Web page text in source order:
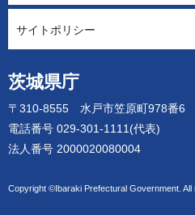
茨城県庁
〒310-8555 水戸市笠原町978番6
電話番号 029-301-1111(代表)
法人番号 2000020080004
Copyright ©Ibaraki Prefectural Government. All
サイトポリシー